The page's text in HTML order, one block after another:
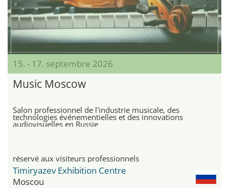
15. - 17. septembre 2026
Music Moscow
Salon professionnel de l'industrie musicale, des
technologies événementielles et des innovations
audiovisuelles en Russie
réservé aux visiteurs professionnels
Timiryazev Exhibition Centre
Moscou